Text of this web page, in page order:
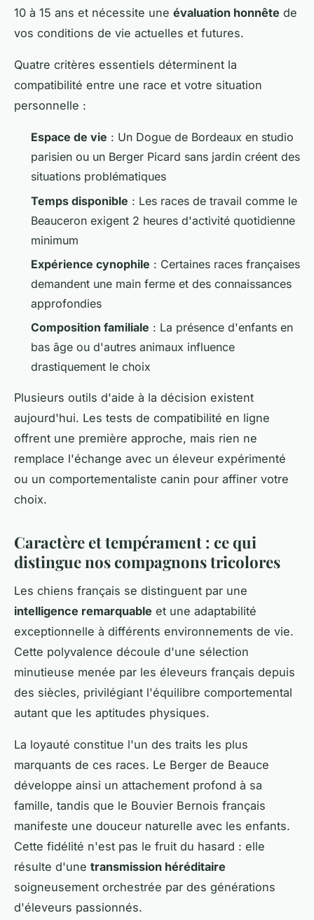
10 à 15 ans et nécessite une évaluation honnête de
vos conditions de vie actuelles et futures.
Quatre critères essentiels déterminent la
compatibilité entre une race et votre situation
personnelle :
Espace de vie : Un Dogue de Bordeaux en studio
parisien ou un Berger Picard sans jardin créent des
situations problématiques
Temps disponible : Les races de travail comme le
Beauceron exigent 2 heures d'activité quotidienne
minimum
Expérience cynophile : Certaines races françaises
demandent une main ferme et des connaissances
approfondies
Composition familiale : La présence d'enfants en
bas âge ou d'autres animaux influence
drastiquement le choix
Plusieurs outils d'aide à la décision existent
aujourd'hui. Les tests de compatibilité en ligne
offrent une première approche, mais rien ne
remplace l'échange avec un éleveur expérimenté
ou un comportementaliste canin pour affiner votre
choix.
Caractère et tempérament : ce qui
distingue nos compagnons tricolores
Les chiens français se distinguent par une
intelligence remarquable et une adaptabilité
exceptionnelle à différents environnements de vie.
Cette polyvalence découle d'une sélection
minutieuse menée par les éleveurs français depuis
des siècles, privilégiant l'équilibre comportemental
autant que les aptitudes physiques.
La loyauté constitue l'un des traits les plus
marquants de ces races. Le Berger de Beauce
développe ainsi un attachement profond à sa
famille, tandis que le Bouvier Bernois français
manifeste une douceur naturelle avec les enfants.
Cette fidélité n'est pas le fruit du hasard : elle
résulte d'une transmission héréditaire
soigneusement orchestrée par des générations
d'éleveurs passionnés.